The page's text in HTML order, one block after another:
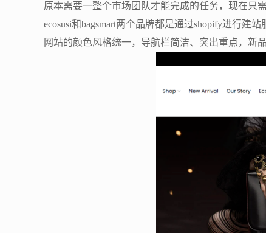
原本需要一整个市场团队才能完成的任务，现在只
ecosusi和bagsmart两个品牌都是通过shopify进行建
网站的颜色风格统一，导航栏简洁、突出重点，新